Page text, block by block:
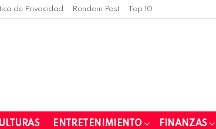
de Privacidad Random Post Top 10
ENTRETENIMIENTO FINANZAS